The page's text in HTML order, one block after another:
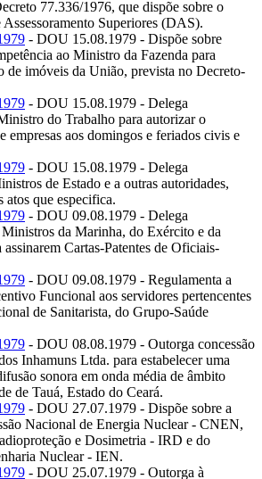
77.336/1976, que dispõe sobre o
Superiores (DAS).
- DOU 15.08.1979 - Dispõe sobre
ao Ministro da Fazenda para
de imóveis da União, prevista no Decreto-
- DOU 15.08.1979 - Delega
do Trabalho para autorizar o
empresas aos domingos e feriados civis e
- DOU 15.08.1979 - Delega
de Estado e a outras autoridades,
atos que especifica.
- DOU 09.08.1979 - Delega
da Marinha, do Exército e da
Cartas-Patentes de Oficiais-
- DOU 09.08.1979 - Regulamenta a
Funcional aos servidores pertencentes
de Sanitarista, do Grupo-Saúde
- DOU 08.08.1979 - Outorga concessão
Inhamuns Ltda. para estabelecer uma
sonora em onda média de âmbito
de Tauá, Estado do Ceará.
- DOU 27.07.1979 - Dispõe sobre a
Nacional de Energia Nuclear - CNEN,
e Dosimetria - IRD e do
Nuclear - IEN.
- DOU 25.07.1979 - Outorga à